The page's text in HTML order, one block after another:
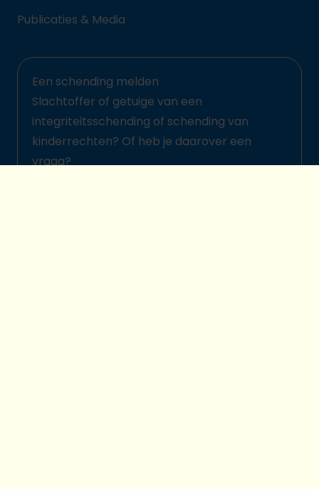
Publicaties & Media
Een schending melden
Slachtoffer of getuige van een
integriteitsschending of schending van
kinderrechten? Of heb je daarover een
vraag?